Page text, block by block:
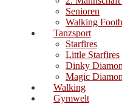
Senioren
Walking
Tanzsport
Starfires
Little Starfires
Dinky
Magic
Walking
Gymwelt